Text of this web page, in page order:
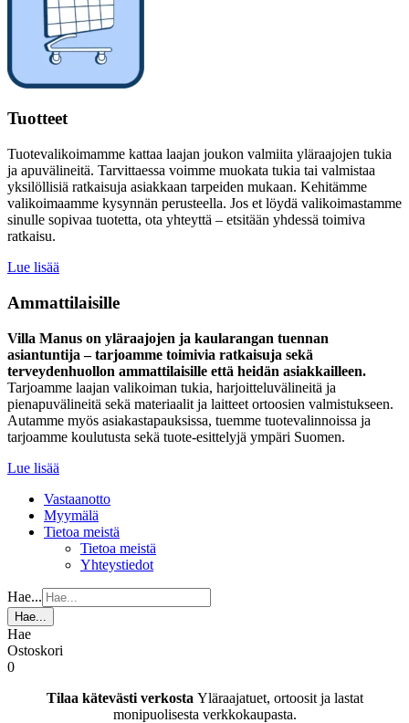
Tuotteet
Tuotevalikoimamme kattaa laajan joukon valmiita yläraajojen tukia
ja apuvälineitä. Tarvittaessa voimme muokata tukia tai valmistaa
yksilöllisiä ratkaisuja asiakkaan tarpeiden mukaan. Kehitämme
valikoimaamme kysynnän perusteella. Jos et löydä valikoimastamme
sinulle sopivaa tuotetta, ota yhteyttä – etsitään yhdessä toimiva
ratkaisu.
Lue lisää
Ammattilaisille
Villa Manus on yläraajojen ja kaularangan tuennan
asiantuntija – tarjoamme toimivia ratkaisuja sekä
terveydenhuollon ammattilaisille että heidän asiakkailleen.
Tarjoamme laajan valikoiman tukia, harjoitteluvälineitä ja
pienapuvälineitä sekä materiaalit ja laitteet ortoosien valmistukseen.
Autamme myös asiakastapauksissa, tuemme tuotevalinnoissa ja
tarjoamme koulutusta sekä tuote-esittelyjä ympäri Suomen.
Lue lisää
Vastaanotto
Myymälä
Tietoa meistä
Tietoa meistä
Yhteystiedot
Hae...
Hae...
Hae
Ostoskori
0
Tilaa kätevästi verkosta Yläraajatuet, ortoosit ja lastat
monipuolisesta verkkokaupasta.